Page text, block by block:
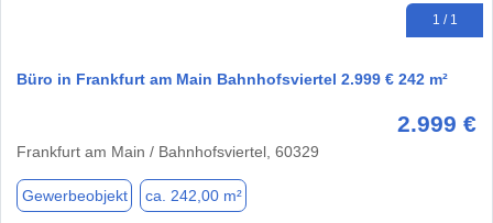
1 / 1
Büro in Frankfurt am Main Bahnhofsviertel 2.999 € 242 m²
2.999 €
Frankfurt am Main / Bahnhofsviertel, 60329
Gewerbeobjekt ca. 242,00 m²